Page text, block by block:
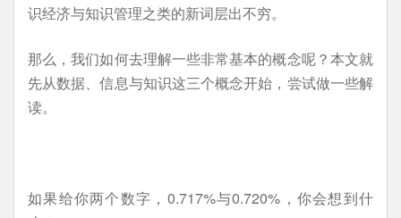
识经济与知识管理之类的新词层出不穷。
那么，我们如何去理解一些非常基本的概念呢？本文就
先从数据、信息与知识这三个概念开始，尝试做一些解
读。
如果给你两个数字，0.717%与0.720%，你会想到什